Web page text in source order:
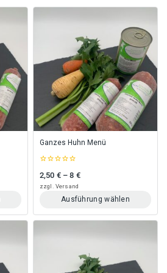
Ganzes Huhn Menü
out
of
2,50 € –8 €Preisspanne: 2,50 € bis 8 €
zzgl. Versand
Ausführung wählen
Dieses